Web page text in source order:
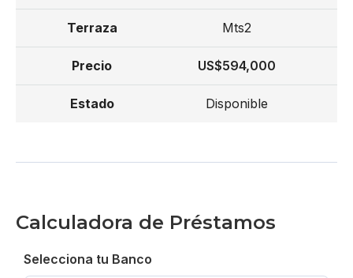
Mts2
US$594,000
Disponible
Calculadora de Préstamos
Selecciona tu Banco